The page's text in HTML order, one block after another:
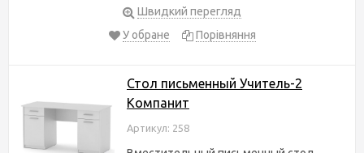
Швидкий перегляд
У обране
Порівняння
Стол письменный Учитель-2
Компанит
Артикул: 258